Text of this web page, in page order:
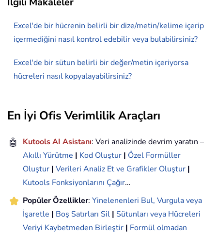
Excel'de bir hücrenin belirli bir dize/metin/kelime içerip
içermediğini nasıl kontrol edebilir veya bulabilirsiniz?
Excel'de bir sütun belirli bir değer/metin içeriyorsa
hücreleri nasıl kopyalayabilirsiniz?
En İyi Ofis Verimlilik Araçları
🤖 Kutools AI Asistanı: Veri analizinde devrim yaratın –
Akıllı Yürütme | Kod Oluştur | Özel Formüller
Oluştur | Verileri Analiz Et ve Grafikler Oluştur |
Kutools Fonksiyonlarını Çağır…
Popüler Özellikler: Yinelenenleri Bul, Vurgula veya
İşaretle | Boş Satırları Sil | Sütunları veya Hücreleri
Veriyi Kaybetmeden Birleştir | Formül olmadan